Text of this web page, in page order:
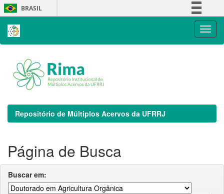
Skip
navigation
BRASIL
Repositório de Múltiplos Acervos da UFRRJ
Página de Busca
Buscar em: